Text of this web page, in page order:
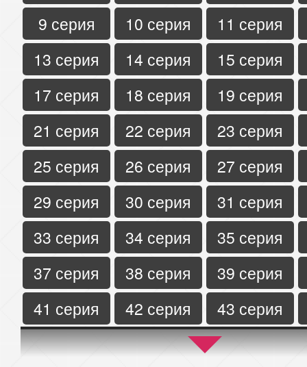
9 серия
10 серия
11 серия
13 серия
14 серия
15 серия
17 серия
18 серия
19 серия
21 серия
22 серия
23 серия
25 серия
26 серия
27 серия
29 серия
30 серия
31 серия
33 серия
34 серия
35 серия
37 серия
38 серия
39 серия
41 серия
42 серия
43 серия
45 серия
46 серия
47 серия